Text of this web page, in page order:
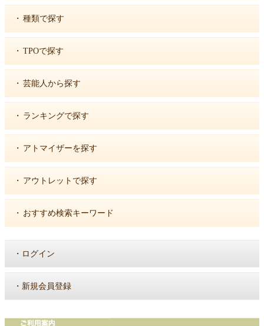
・ 種類で探す
・ TPOで探す
・ 芸能人から探す
・ ランキングで探す
・ アトマイザーを探す
・ アウトレットで探す
・ おすすめ検索キーワード
・ ログイン
・ 新規会員登録